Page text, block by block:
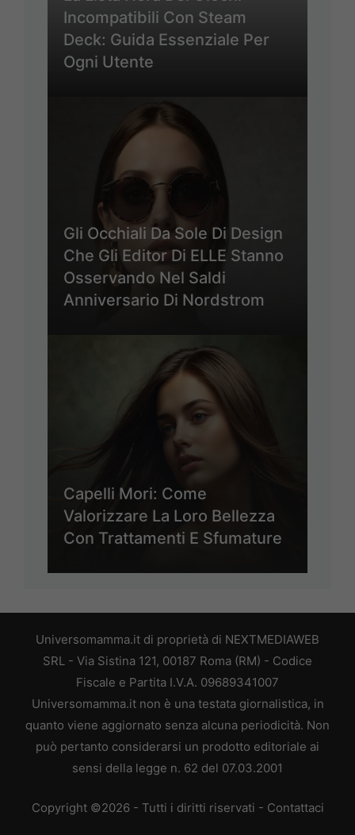
Incompatibili Con Steam
Deck: Guida Essenziale Per
Ogni Utente
Gli Occhiali Da Sole Di Design
Che Gli Editor Di ELLE Stanno
Osservando Nel Saldi
Anniversario Di Nordstrom
Capelli Mori: Come
Valorizzare La Loro Bellezza
Con Trattamenti E Sfumature
Universomamma.it di proprietà di NEXTMEDIAWEB
SRL - Via Sistina 121, 00187 Roma (RM) - Codice
Fiscale e Partita I.V.A. 09689341007
Universomamma.it non è una testata giornalistica, in
quanto viene aggiornato senza alcuna periodicità. Non
può pertanto considerarsi un prodotto editoriale ai
sensi della legge n. 62 del 07.03.2001
Copyright ©2026 - Tutti i diritti riservati - Contattaci